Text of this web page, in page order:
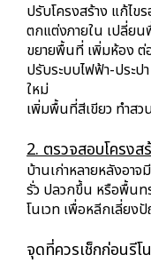
ปรับโครงสร้าง แก้ไข
ตกแต่งภายใน เปลี่ย
ขยายพื้นที่ เพิ่มห้อง ต่
ปรับระบบไฟฟ้า-ประป
ใหม่
เพิ่มพื้นที่สีเขียว ทำส
2. ตรวจสอบโครงส
บ้านเก่าหลายหลังอา
รั่ว ปลวกขึ้น หรือพื้นท
โนเวท เพื่อหลีกเลี่ยง
จุดที่ควรเช็กก่อนรีโ